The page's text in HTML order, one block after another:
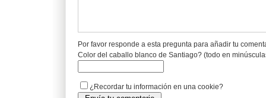
Por favor responde a esta pregunta para añadir tu
Color del caballo blanco de Santiago? (todo en
¿Recordar tu información en una cookie?